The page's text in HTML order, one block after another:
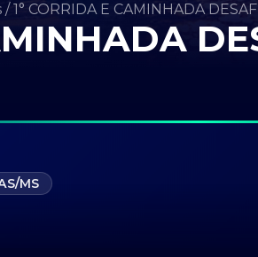
/ 1° CORRIDA E CAMINHADA
MS